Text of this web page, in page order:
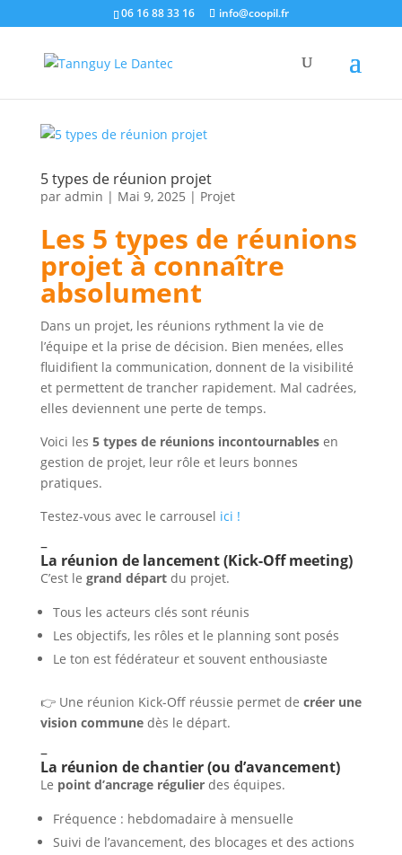
06 16 88 33 16 info@coopil.fr
5 types de réunion projet
par admin | Mai 9, 2025 | Projet
Les 5 types de réunions
projet à connaître
absolument
Dans un projet, les réunions rythment la vie de
l’équipe et la prise de décision. Bien menées, elles
fluidifient la communication, donnent de la visibilité
et permettent de trancher rapidement. Mal cadrées,
elles deviennent une perte de temps.
Voici les 5 types de réunions incontournablesen
gestion de projet, leur rôle et leurs bonnes
pratiques.
Testez-vous avec le carrousel ici !
–
La réunion de lancement (Kick-Off meeting)
C’est le grand départdu projet.
Tous les acteurs clés sont réunis
Les objectifs, les rôles et le planning sont posés
Le ton est fédérateur et souvent enthousiaste
👉 Une réunion Kick-Off réussie permet de créer une
vision communedès le départ.
–
La réunion de chantier (ou d’avancement)
Le point d’ancrage régulierdes équipes.
Fréquence : hebdomadaire à mensuelle
Suivi de l’avancement, des blocages et des actions